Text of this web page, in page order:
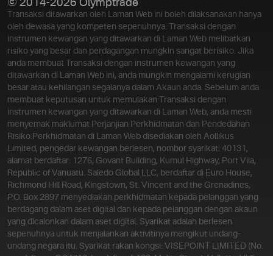
© 2014-2026 Olymptrade
Transaksi ditawarkan oleh Laman Web ini boleh dilaksanakan hanya
oleh dewasa yang kompeten sepenuhnya. Transaksi dengan
instrumen kewangan yang ditawarkan di Laman Web melibatkan
risiko yang besar dan perdagangan mungkin sangat berisiko. Jika
anda membuat Transaksi dengan instrumen kewangan yang
ditawarkan di Laman Web ini, anda mungkin mengalami kerugian
besar atau kehilangan segalanya dalam Akaun anda. Sebelum anda
membuat keputusan untuk memulakan Transaksi dengan
instrumen kewangan yang ditawarkan di Laman Web, anda mesti
menyemak maklumat Perjanjian Perkhidmatan dan Pendedahan
Risiko. Perkhidmatan di Laman Web disediakan oleh Aollikus
Limited, pengedar kewangan berlesen, nombor syarikat: 40131,
alamat berdaftar: 1276, Govant Building, Kumul Highway, Port Vila,
Republic of Vanuatu. Saledo Global LLC, berdaftar di Euro House,
Richmond Hill Road, Kingstown, St. Vincent and the Grenadines,
P.O. Box 2897 menyediakan perkhidmatan kepada pelanggan yang
berdagang dalam aset digital dan kepada pelanggan dengan akaun
yang dicalonkan dalam aset digital. Syarikat adalah berlesen
sepenuhnya untuk menjalankan aktivitinya mengikut undang-
undang negara itu. Syarikat rakan kongsi: VISEPOINT LIMITED (No.